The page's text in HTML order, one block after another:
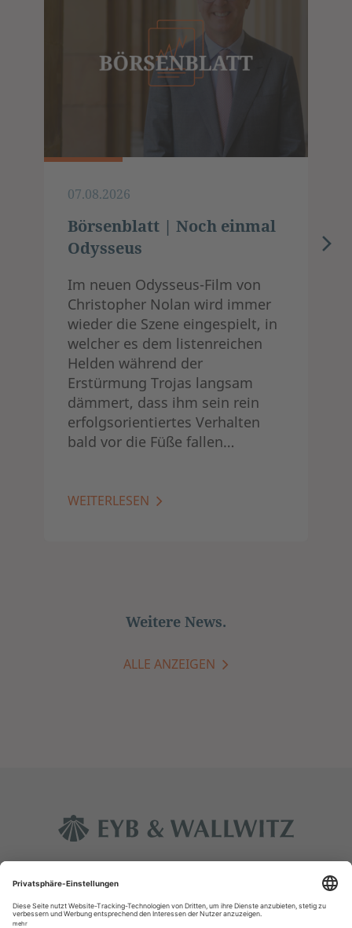
07.08.2026
Börsenblatt | Noch einmal
Odysseus
Im neuen Odysseus-Film von
Christopher Nolan wird immer
wieder die Szene eingespielt, in
welcher es dem listenreichen
Helden während der
Erstürmung Trojas langsam
dämmert, dass ihm sein rein
erfolgsorientiertes Verhalten
bald vor die Füße fallen…
WEITERLESEN
Weitere News.
ALLE ANZEIGEN
Rechtliche Hinweise